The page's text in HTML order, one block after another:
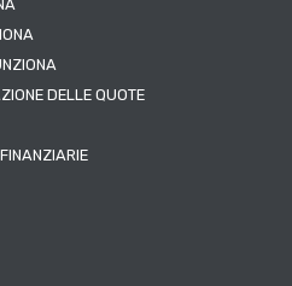
DELLE QUOTE